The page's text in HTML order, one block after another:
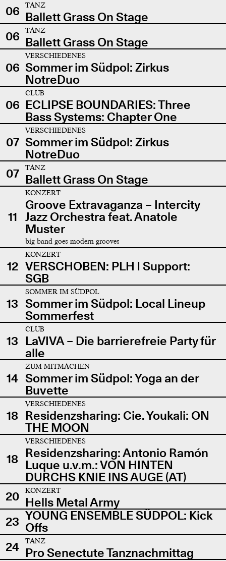
06
TANZ
Ballett Grass On Stage
06
TANZ
Ballett Grass On Stage
06
VERSCHIEDENES
Sommer im Südpol: Zirkus
NotreDuo
06
CLUB
ECLIPSE BOUNDARIES: Three
Bass Systems: Chapter One
07
VERSCHIEDENES
Sommer im Südpol: Zirkus
NotreDuo
07
TANZ
Ballett Grass On Stage
11
KONZERT
Groove Extravaganza – Intercity
Jazz Orchestra feat. Anatole
Muster
big band goes modern grooves
12
KONZERT
VERSCHOBEN: PLH | Support:
SGB
13
SOMMER IM SÜDPOL
Sommer im Südpol: Local Lineup
Sommerfest
13
CLUB
LaVIVA – Die barrierefreie Party für
alle
14
ZUM MITMACHEN
Sommer im Südpol: Yoga an der
Buvette
18
VERSCHIEDENES
Residenzsharing: Cie. Youkali: ON
THE MOON
18
VERSCHIEDENES
Residenzsharing: Antonio Ramón
Luque u.v.m.: VON HINTEN
DURCHS KNIE INS AUGE (AT)
20
KONZERT
Hells Metal Army
23 YOUNG ENSEMBLE SÜDPOL: Kick
Offs
24
TANZ
Pro Senectute Tanznachmittag